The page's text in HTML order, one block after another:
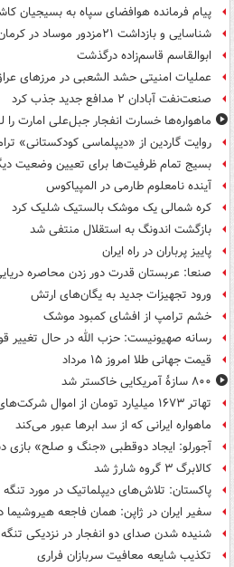
پیام فرمانده هوافضای سپاه به بسیجیان
شناسایی و بازداشت ۲۱مزدور موساد در کرمان
ابوالقاسم قاسم‌زاده درگذشت
عملیات امنیتی حشد الشعبی در مرزهای
صنعت‌نفت آبادان ۲ مدافع جدید جذب کرد
ماهواره‌ها خسارت انفجار جبل‌علی امارت را
روایت گاردین از «دیپلماسی کودکستانی»
بسیج تمام ظرفیت‌ها برای تعیین وضعیت دیگر
آینده نامعلوم طارمی در المپیاکوس
کره شمالی یک موشک بالستیک شلیک کرد
بازگشت اندونگ به استقلال منتفی شد
پاییز پرباران در راه ایران
صنعا: عربستان قدرت دور زدن محاصره دریایی
ورود تجهیزات جدید به یگان‌های ارتش
خشم ترامپ از افشای کمبود موشک
رسانه صهیونیست: حزب الله در حال تغییر
قیمت جهانی طلا امروز ۱۵ مرداد
۸۰۰ سازۀ آمریکایی خاکستر شد
تهاتر ۱۶۷۳ میلیارد تومان از اموال شرکت‌های تراستی
ماهواره ایرانی که از سد ابرها عبور می‌کند
آجورلو: ایجاد دوقطبی «جنگ و صلح‌»
کالابرگ ۳ گروه شارژ شد
پاکستان: تلاش‌های دیپلماتیک در مورد تنگه
سفیر ایران در ژاپن: همان فاجعه هیروشیما
شنیده شدن صدای دو انفجار در نزدیکی
تکذیب شایعه معافیت سربازان فراری